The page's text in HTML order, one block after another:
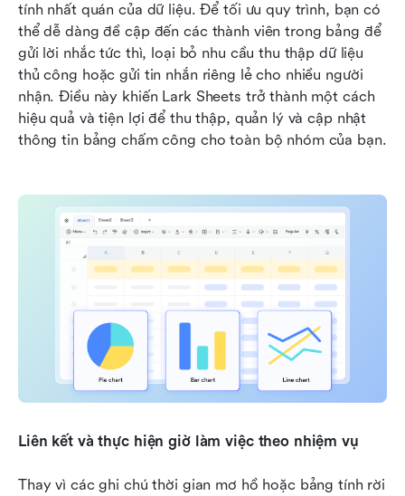
tính nhất quán của dữ liệu. Để tối ưu quy trình, bạn có
thể dễ dàng đề cập đến các thành viên trong bảng để
gửi lời nhắc tức thì, loại bỏ nhu cầu thu thập dữ liệu
thủ công hoặc gửi tin nhắn riêng lẻ cho nhiều người
nhận. Điều này khiến Lark Sheets trở thành một cách
hiệu quả và tiện lợi để thu thập, quản lý và cập nhật
thông tin bảng chấm công cho toàn bộ nhóm của bạn.
Liên kết và thực hiện giờ làm việc theo nhiệm vụ
Thay vì các ghi chú thời gian mơ hồ hoặc bảng tính rời